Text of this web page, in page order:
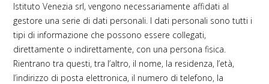
Istituto Venezia srl, vengono necessariamente affidati al
gestore una serie di dati personali. I dati personali sono tutti i
tipi di informazione che possono essere collegati,
direttamente o indirettamente, con una persona fisica.
Rientrano tra questi, tra l’altro, il nome, la residenza, l’età,
l’indirizzo di posta elettronica, il numero di telefono, la